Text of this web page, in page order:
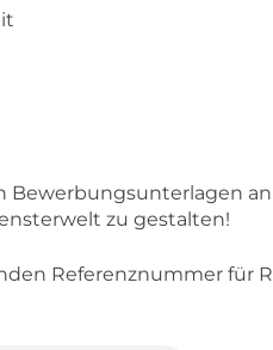
Bewerbungsunterlagen
zu gestalten!
Referenznummer für